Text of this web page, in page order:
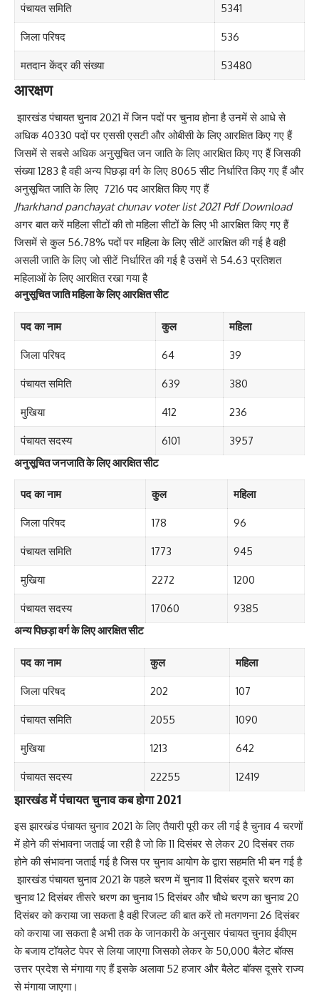
पंचायत समिति 5341
जिला परिषद 536
मतदान केंद्र की संख्या 53480
आरक्षण
झारखंड पंचायत चुनाव 2021 में जिन पदों पर चुनाव होना है उनमें से आधे से
अधिक 40330 पदों पर एससी एसटी और ओबीसी के लिए आरक्षित किए गए हैं
जिसमें से सबसे अधिक अनुसूचित जन जाति के लिए आरक्षित किए गए हैं जिसकी
संख्या 1283 है वही अन्य पिछड़ा वर्ग के लिए 8065 सीट निर्धारित किए गए हैं और
अनुसूचित जाति के लिए 7216 पद आरक्षित किए गए हैं
Jharkhand panchayat chunav voter list 2021 Pdf Download
अगर बात करें महिला सीटों की तो महिला सीटों के लिए भीआरक्षितकिए गए हैं
जिसमें से कुल 56.78% पदों पर महिला के लिए सीटें आरक्षित की गई है वही
असली जाति के लिए जो सीटें निर्धारित की गई है उसमें से 54.63 प्रतिशत
महिलाओं के लिए आरक्षित रखा गया है
अनुसूचित जाति महिला के लिए आरक्षित सीट
पद का नाम कुल महिला
जिला परिषद 64 39
पंचायत समिति 639 380
मुखिया 412 236
पंचायत सदस्य 6101 3957
अनुसूचित जनजाति के लिए आरक्षित सीट
पद का नाम कुल महिला
जिला परिषद 178 96
पंचायत समिति 1773 945
मुखिया 2272 1200
पंचायत सदस्य 17060 9385
अन्य पिछड़ा वर्ग के लिए आरक्षित सीट
पद का नाम कुल महिला
जिला परिषद 202 107
पंचायत समिति 2055 1090
मुखिया 1213 642
पंचायत सदस्य 22255 12419
झारखंड में पंचायत चुनाव कब होगा 2021
इस झारखंड पंचायत चुनाव 2021 के लिए तैयारी पूरी कर ली गई है चुनाव 4 चरणों
में होने की संभावना जताई जा रही है जो कि 11 दिसंबर से लेकर 20 दिसंबर तक
होने की संभावना जताई गई है जिस पर चुनाव आयोग के द्वारा सहमति भी बन गई है
झारखंड पंचायत चुनाव 2021 के पहले चरण में चुनाव 11 दिसंबर दूसरे चरण का
चुनाव 12 दिसंबर तीसरे चरण का चुनाव 15 दिसंबर और चौथे चरण का चुनाव 20
दिसंबर को कराया जा सकता है वही रिजल्ट की बात करें तो मतगणना 26 दिसंबर
को कराया जा सकता है अभी तक के जानकारी के अनुसार पंचायत चुनाव ईवीएम
के बजाय टॉयलेट पेपर से लिया जाएगा जिसको लेकर के 50,000 बैलेट बॉक्स
उत्तर प्रदेश से मंगाया गए हैं इसके अलावा 52 हजार और बैलेट बॉक्स दूसरे राज्य
से मंगाया जाएगा।